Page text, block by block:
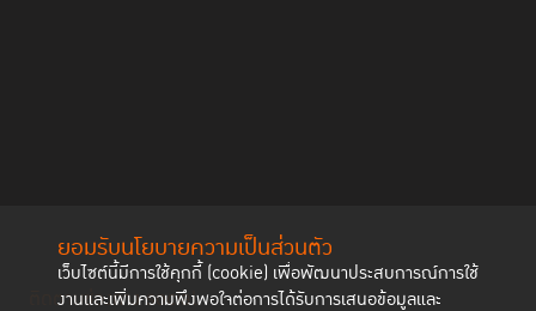
ยอมรับนโยบายความเป็นส่วนตัว
เว็บไซต์นี้มีการใช้คุกกี้ (cookie) เพื่อพัฒนาประสบการณ์การใช้
งานและเพิ่มความพึงพอใจต่อการได้รับการเสนอข้อมูลและ
ติดตามช่องทาง social